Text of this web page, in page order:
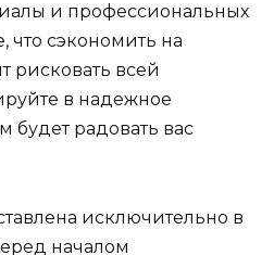
и профессиональных
что сэкономить на
рисковать всей
в надежное
будет радовать вас
исключительно в
началом